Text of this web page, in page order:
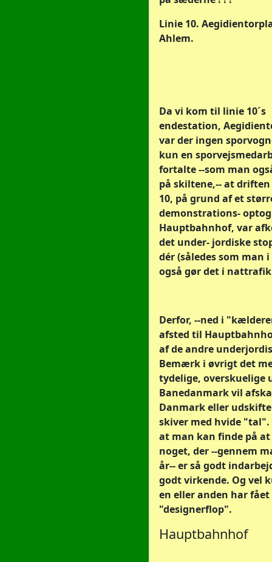
Linie 10.
Ahlem.
Da vi kom til linie 10´s
endestation,
var der ingen
kun en
fortalte --som man
på skiltene,-- at
10, på grund af et
demonstrations-
Hauptbahnhof, var
det under- jordiske
dér (således som man
også gør det i
Derfor, --ned i
afsted til
af de andre
Bemærk i øvrigt det
tydelige, overskuelige
Banedanmark vil
Danmark eller
skiver med hvide
at man kan finde på
noget, der --gennem
år-- er så godt
godt virkende. Og vel
en eller anden har fået
"designerflop".
Hauptbahnhof